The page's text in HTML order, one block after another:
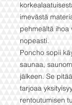
imevästä
pehmeältä ihoa
nopeasti.
Poncho sopii
saunaa,
jälkeen. Se
tarjoaa
rentoutumisen